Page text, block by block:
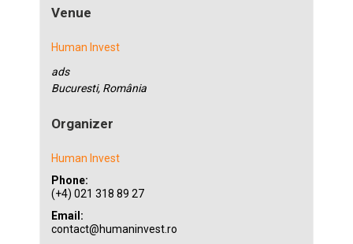
Venue
Human Invest
ads
Bucuresti, România
Organizer
Human Invest
Phone:
(+4) 021 318 89 27
Email:
contact@humaninvest.ro